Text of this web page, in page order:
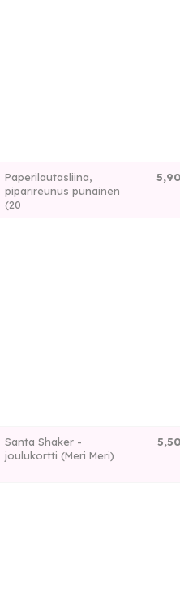
Paperilautasliina,
piparireunus punainen
(20
5,90
Santa Shaker -
joulukortti (Meri Meri)
5,50